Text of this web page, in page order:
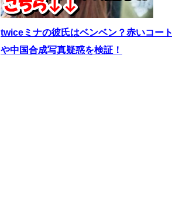
twiceミナの彼氏はベンベン？赤いコート
や中国合成写真疑惑を検証！